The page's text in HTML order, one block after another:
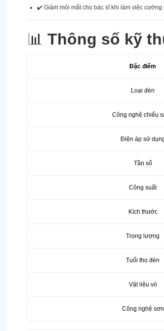
✔️ Giảm mỏi mắt cho bác sĩ khi làm việc cường
📊 Thông số kỹ
Đặc điểm
Loại đèn
Công nghệ chiếu
Điện áp sử
Tần số
Công suất
Kích thước
Trọng lượng
Tuổi thọ đèn
Vật liệu vỏ
Công nghệ sơn